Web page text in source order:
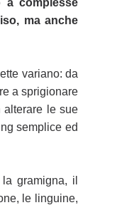
ma anche
variano: da
a sprigionare
alterare le sue
semplice ed
gramigna, il
le linguine,